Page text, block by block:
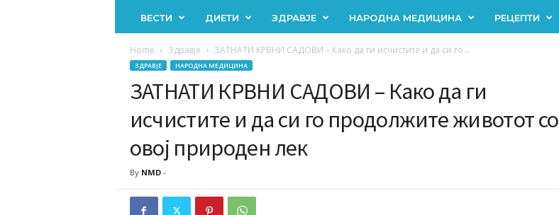
ВЕСТИ ДИЕТИ ЗДРАВЈЕ НАРОДНА МЕДИЦИНА РЕЦЕПТИ
Home Здравје ЗАТНАТИ КРВНИ САДОВИ – Како да ги исчистите и да си го...
ЗДРАВЈЕ НАРОДНА МЕДИЦИНА
ЗАТНАТИ КРВНИ САДОВИ – Како да ги
исчистите и да си го продолжите животот со
овој природен лек
By NMD-